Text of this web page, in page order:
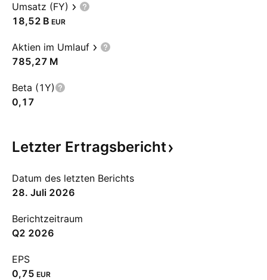
Umsatz (FY)
‪18,52 B‬ EUR
Aktien im Umlauf
‪785,27 M‬
Beta (1Y)
0,17
Letzter Ertragsbericht
Datum des letzten Berichts
28. Juli 2026
Berichtzeitraum
Q2 2026
EPS
0,75 EUR